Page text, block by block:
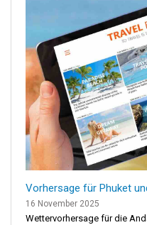
Vorhersage für Phuket
16 November 2025
Wettervorhersage für die